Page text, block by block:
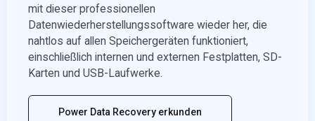
mit dieser professionellen
Datenwiederherstellungssoftware wieder her, die
nahtlos auf allen Speichergeräten funktioniert,
einschließlich internen und externen Festplatten, SD-
Karten und USB-Laufwerke.
Power Data Recovery erkunden